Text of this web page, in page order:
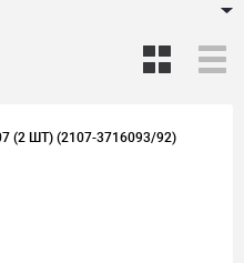
(2 ШТ) (2107-3716093/92)